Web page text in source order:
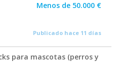
Menos de 50.000 €
Publicado hace 11 días
para mascotas (perros y